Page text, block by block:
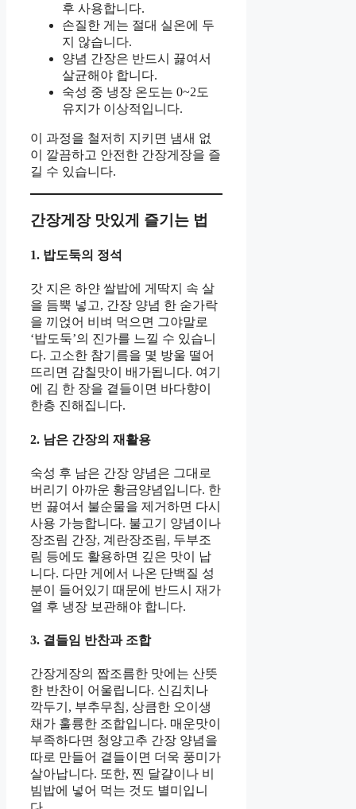
후 사용합니다.
손질한 게는 절대 실온에 두
지 않습니다.
양념 간장은 반드시 끓여서
살균해야 합니다.
숙성 중 냉장 온도는 0~2도
유지가 이상적입니다.
이 과정을 철저히 지키면 냄새 없
이 깔끔하고 안전한 간장게장을 즐
길 수 있습니다.
간장게장 맛있게 즐기는 법
1. 밥도둑의 정석
갓 지은 하얀 쌀밥에 게딱지 속 살
을 듬뿍 넣고, 간장 양념 한 숟가락
을 끼얹어 비벼 먹으면 그야말로
‘밥도둑’의 진가를 느낄 수 있습니
다. 고소한 참기름을 몇 방울 떨어
뜨리면 감칠맛이 배가됩니다. 여기
에 김 한 장을 곁들이면 바다향이
한층 진해집니다.
2. 남은 간장의 재활용
숙성 후 남은 간장 양념은 그대로
버리기 아까운 황금양념입니다. 한
번 끓여서 불순물을 제거하면 다시
사용 가능합니다. 불고기 양념이나
장조림 간장, 계란장조림, 두부조
림 등에도 활용하면 깊은 맛이 납
니다. 다만 게에서 나온 단백질 성
분이 들어있기 때문에 반드시 재가
열 후 냉장 보관해야 합니다.
3. 곁들임 반찬과 조합
간장게장의 짭조름한 맛에는 산뜻
한 반찬이 어울립니다. 신김치나
깍두기, 부추무침, 상큼한 오이생
채가 훌륭한 조합입니다. 매운맛이
부족하다면 청양고추 간장 양념을
따로 만들어 곁들이면 더욱 풍미가
살아납니다. 또한, 찐 달걀이나 비
빔밥에 넣어 먹는 것도 별미입니